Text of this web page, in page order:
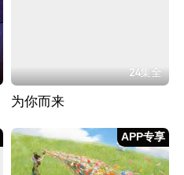
24集全
为你而来
APP专享